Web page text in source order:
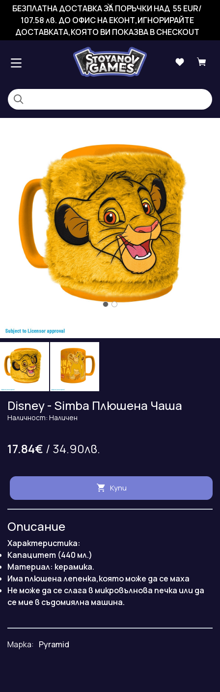
БЕЗПЛАТНА ДОСТАВКА ЗА ПОРЪЧКИ НАД 55 EUR/
107.58 лв. ДО ОФИС НА ЕКОНТ,ИГНОРИРАЙТЕ
ДОСТАВКАТА,КОЯТО ВИ ПОКАЗВА В CHECKOUT
Disney - Simba Плюшена Чаша
Наличност: Наличен
17.84€ / 34.90лв.
Купи
Описание
Характеристика:
Капацитет (440 мл.)
Материал: керамика.
Има плюшена лепенка,която може да се маха
Не може да се слага в микровълнова печка или да
се мие в съдомиялна машина.
Марка: Pyramid